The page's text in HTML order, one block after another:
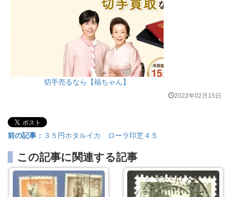
切手売るなら【福ちゃん】
2022年02月15日
前の記事： ３５円ホタルイカ ローラ印芝４５
この記事に関連する記事